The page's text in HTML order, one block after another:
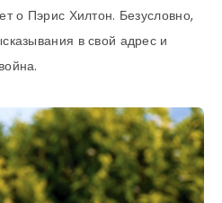
о Пэрис Хилтон. Безусловно,
в свой адрес и